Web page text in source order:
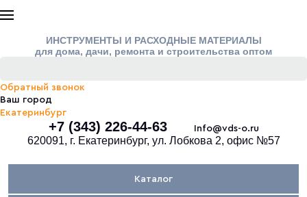
ИНСТРУМЕНТЫ И РАСХОДНЫЕ МАТЕРИАЛЫ
для дома, дачи, ремонта и строительства оптом
Обратный звонок
Ваш город
Екатеринбург
+7 (343) 226-44-63 Info@vds-o.ru
620091, г. Екатеринбург, ул. Лобкова 2, офис №57
Каталог